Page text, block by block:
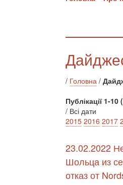
/ Головна /
Публікації 1-
/ Всі дати
2015 2016 2017
23.02.2022
Шольца из
отказ от